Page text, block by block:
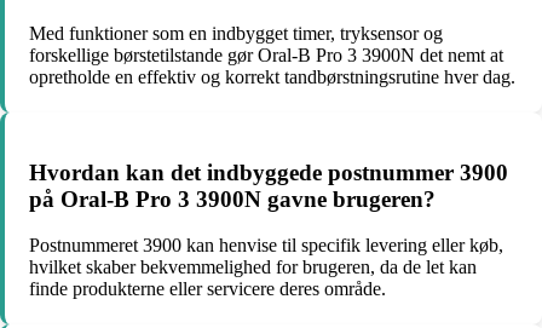
Med funktioner som en indbygget timer, tryksensor og
forskellige børstetilstande gør Oral-B Pro 3 3900N det nemt at
opretholde en effektiv og korrekt tandbørstningsrutine hver dag.
Hvordan kan det indbyggede postnummer 3900
på Oral-B Pro 3 3900N gavne brugeren?
Postnummeret 3900 kan henvise til specifik levering eller køb,
hvilket skaber bekvemmelighed for brugeren, da de let kan
finde produkterne eller servicere deres område.